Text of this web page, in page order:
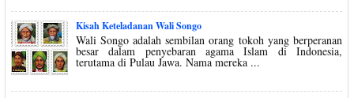
Kisah Keteladanan Wali Songo
Wali Songo adalah sembilan orang tokoh yang berperanan
besar dalam penyebaran agama Islam di Indonesia,
terutama di Pulau Jawa. Nama mereka ...